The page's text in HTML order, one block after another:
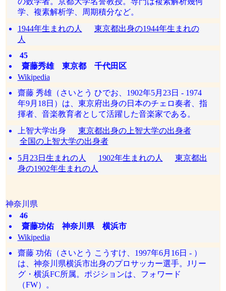
学、複素解析学、周期積分など。
1944年生まれの人
東京都出身の1944年生まれの
人
45
齋藤秀雄 東京都 千代田区
Wikipedia
齋藤 秀雄（さいとう ひでお、1902年5月23日 - 1974
年9月18日）は、東京府出身の日本のチェロ奏者、指
揮者、音楽教育者として活躍した音楽家である。
上智大学出身 東京都出身の上智大学の出身者
全国の上智大学の出身者
5月23日生まれの人
1902年生まれの人
東京都出
身の1902年生まれの人
神奈川県
46
齋藤功佑 神奈川県 横浜市
Wikipedia
齋藤 功佑（さいとう こうすけ、1997年6月16日 - ）
は、神奈川県横浜市出身のプロサッカー選手。Jリー
グ・横浜FC所属。ポジションは、フォワード
（FW）。